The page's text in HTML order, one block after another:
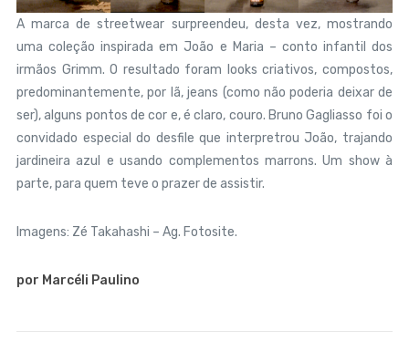
A marca de streetwear surpreendeu, desta vez, mostrando
uma coleção inspirada em João e Maria – conto infantil dos
irmãos Grimm. O resultado foram looks criativos, compostos,
predominantemente, por lã, jeans (como não poderia deixar de
ser), alguns pontos de cor e, é claro, couro. Bruno Gagliasso foi o
convidado especial do desfile que interpretrou João, trajando
jardineira azul e usando complementos marrons. Um show à
parte, para quem teve o prazer de assistir.
Imagens: Zé Takahashi – Ag. Fotosite.
por Marcéli Paulino